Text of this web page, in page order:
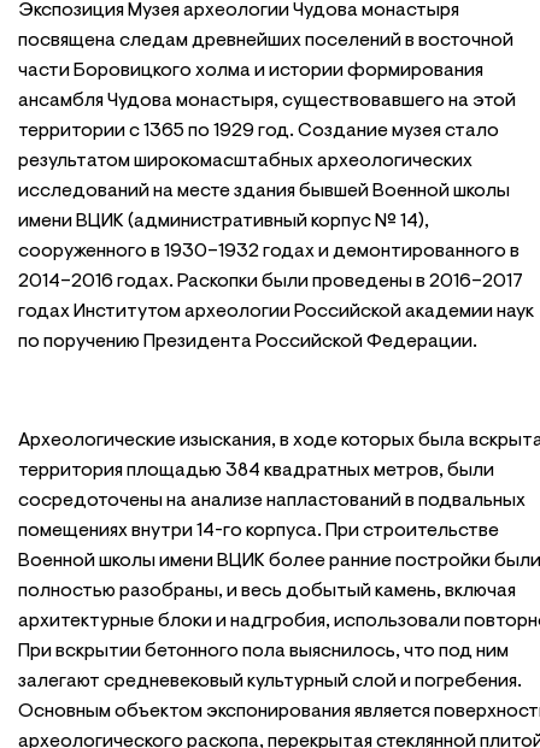
Экспозиция Музея археологии Чудова монастыря
посвящена следам древнейших поселений в восточной
части Боровицкого холма и истории формирования
ансамбля Чудова монастыря, существовавшего на этой
территории с 1365 по 1929 год. Создание музея стало
результатом широкомасштабных археологических
исследований на месте здания бывшей Военной школы
имени ВЦИК (административный корпус № 14),
сооруженного в 1930–1932 годах и демонтированного в
2014–2016 годах. Раскопки были проведены в 2016–2017
годах Институтом археологии Российской академии наук
по поручению Президента Российской Федерации.
Археологические изыскания, в ходе которых была
территория площадью 384 квадратных метров, были
сосредоточены на анализе напластований в подвальных
помещениях внутри 14-го корпуса. При строительстве
Военной школы имени ВЦИК более ранние постройки были
полностью разобраны, и весь добытый камень, включая
архитектурные блоки и надгробия, использовали
При вскрытии бетонного пола выяснилось, что под ним
залегают средневековый культурный слой и погребения.
Основным объектом экспонирования является
археологического раскопа, перекрытая стеклянной